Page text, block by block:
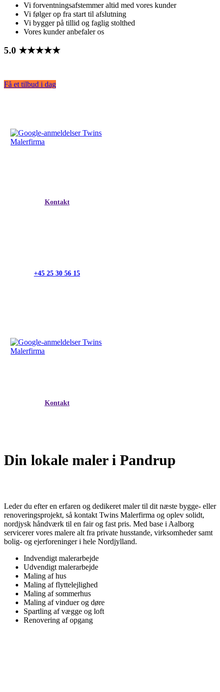
Vi forventningsafstemmer altid med vores kunder
Vi følger op fra start til afslutning
Vi bygger på tillid og faglig stolthed
Vores kunder anbefaler os
5.0 ★★★★★
Få et tilbud i dag
Kontakt
+45 25 30 56 15
Kontakt
Din lokale maler i Pandrup
Leder du efter en erfaren og dedikeret maler til dit næste bygge- eller
renoveringsprojekt, så kontakt Twins Malerfirma og oplev solidt,
nordjysk håndværk til en fair og fast pris. Med base i Aalborg
servicerer vores malere alt fra private husstande, virksomheder samt
bolig- og ejerforeninger i hele Nordjylland.
Indvendigt malerarbejde
Udvendigt malerarbejde
Maling af hus
Maling af flyttelejlighed
Maling af sommerhus
Maling af vinduer og døre
Spartling af vægge og loft
Renovering af opgang